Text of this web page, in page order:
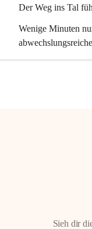
Der Weg ins Tal
Wenige Minuten
Sieh dir